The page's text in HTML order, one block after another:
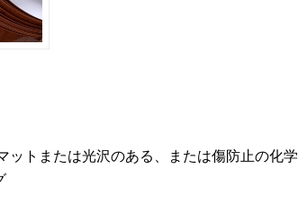
ットまたは光沢のある、または傷防止の化学